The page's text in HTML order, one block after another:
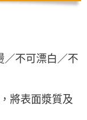
／不可漂白／不
將表面漿質及